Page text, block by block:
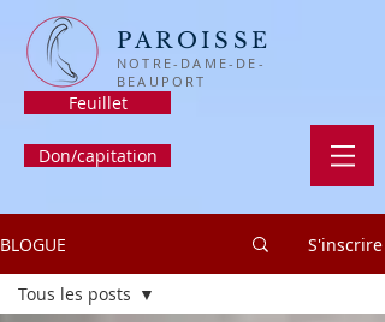
PAROISSE
NOTRE-DAME-DE-
BEAUPORT
Feuillet
Don/capitation
BLOGUE S'inscrire
Tous les posts